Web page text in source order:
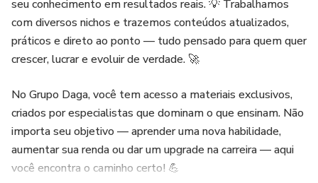
perfeição.
Este ebook foi criado para quem quer melhorar seus
hábitos sem sofrimento, respeitando seu ritmo e seu
Imagine trocar o pão branco por uma versão integral
saborosa, o refrigerante por uma água saborizada natural e
perceber, em poucos dias, mais disposição, leveza e bem-
estar.
seu conhecimento em resultados reais. 💡 Trabalhamos
com diversos nichos e trazemos conteúdos atualizados,
práticos e direto ao ponto — tudo pensado para quem quer
crescer, lucrar e evoluir de verdade. 🚀
No Grupo Daga, você tem acesso a materiais exclusivos,
criados por especialistas que dominam o que ensinam. Não
importa seu objetivo — aprender uma nova habilidade,
aumentar sua renda ou dar um upgrade na carreira — aqui
você encontra o caminho certo! 💪